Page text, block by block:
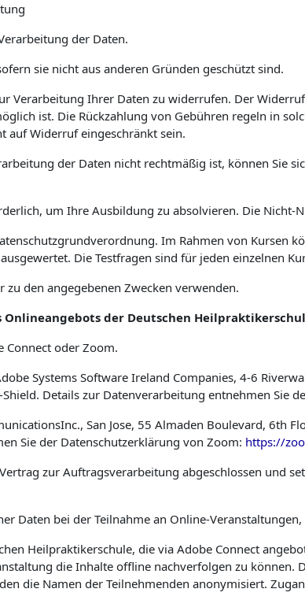
der Daten.
sie nicht aus anderen Gründen geschützt sind.
Verarbeitung Ihrer Daten zu widerrufen. Der
ist. Die Rückzahlung von Gebühren regeln in
auf Widerruf eingeschränkt sein.
der Daten nicht rechtmäßig ist, können Sie
um Ihre Ausbildung zu absolvieren. Die Nicht-
Im Rahmen von Kursen
Die Testfragen sind für jeden einzelnen
den angegebenen Zwecken verwenden.
Onlineangebots der Deutschen
Connect oder Zoom.
Systems Software Ireland Companies, 4-6
Details zur Datenverarbeitung entnehmen Sie
San Jose, 55 Almaden Boulevard, 6th
Sie der Datenschutzerklärung von Zoom: https://
zur Auftragsverarbeitung abgeschlossen und
Daten bei der Teilnahme an Online-
Heilpraktikerschule, die via Adobe Connect
die Inhalte offline nachverfolgen zu
die Namen der Teilnehmenden anonymisiert.